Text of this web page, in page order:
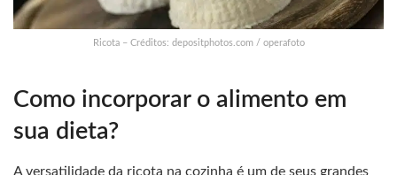
Ricota – Créditos: depositphotos.com / operafoto
Como incorporar o alimento em
sua dieta?
A versatilidade da ricota na cozinha é um de seus grandes